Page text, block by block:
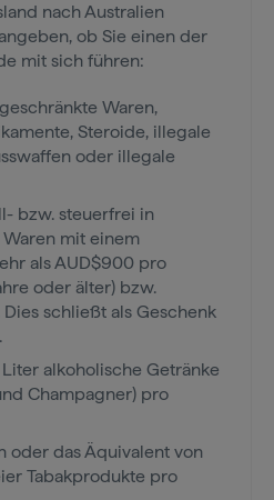
nach Australien
ob Sie einen der
mit sich führen:
Waren,
Steroide, illegale
oder illegale
bzw. steuerfrei in
mit einem
als AUD$900 pro
oder älter) bzw.
schließt als Geschenk
Liter alkoholische Getränke
Champagner) pro
oder das Äquivalent von
Tabakprodukte pro